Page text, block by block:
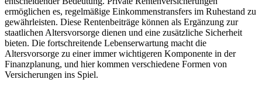
ermöglichen es, regelmäßige Einkommenstransfers im Ruhestand zu
gewährleisten. Diese Rentenbeiträge können als Ergänzung zur
staatlichen Altersvorsorge dienen und eine zusätzliche Sicherheit
bieten. Die fortschreitende Lebenserwartung macht die
Altersvorsorge zu einer immer wichtigeren Komponente in der
Finanzplanung, und hier kommen verschiedene Formen von
Versicherungen ins Spiel.